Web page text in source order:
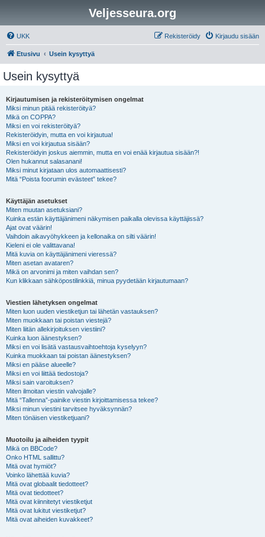
Veljesseura.org
UKK Kirjaudu sisään
Rekisteröidy
Etusivu Usein kysyttyä
Usein kysyttyä
Kirjautumisen ja rekisteröitymisen ongelmat
Miksi minun pitää rekisteröityä?
Mikä on COPPA?
Miksi en voi rekisteröityä?
Rekisteröidyin, mutta en voi kirjautua!
Miksi en voi kirjautua sisään?
Rekisteröidyin joskus aiemmin, mutta en voi enää kirjautua sisään?!
Olen hukannut salasanani!
Miksi minut kirjataan ulos automaattisesti?
Mitä “Poista foorumin evästeet” tekee?
Käyttäjän asetukset
Miten muutan asetuksiani?
Kuinka estän käyttäjänimeni näkymisen paikalla olevissa käyttäjissä?
Ajat ovat väärin!
Vaihdoin aikavyöhykkeen ja kellonaika on silti väärin!
Kieleni ei ole valittavana!
Mitä kuvia on käyttäjänimeni vieressä?
Miten asetan avataren?
Mikä on arvonimi ja miten vaihdan sen?
Kun klikkaan sähköpostilinkkiä, minua pyydetään kirjautumaan?
Viestien lähetyksen ongelmat
Miten luon uuden viestiketjun tai lähetän vastauksen?
Miten muokkaan tai poistan viestejä?
Miten liitän allekirjoituksen viestiini?
Kuinka luon äänestyksen?
Miksi en voi lisätä vastausvaihtoehtoja kyselyyn?
Kuinka muokkaan tai poistan äänestyksen?
Miksi en pääse alueelle?
Miksi en voi liittää tiedostoja?
Miksi sain varoituksen?
Miten ilmoitan viestin valvojalle?
Mitä “Tallenna”-painike viestin kirjoittamisessa tekee?
Miksi minun viestini tarvitsee hyväksynnän?
Miten tönäisen viestiketjuani?
Muotoilu ja aiheiden tyypit
Mikä on BBCode?
Onko HTML sallittu?
Mitä ovat hymiöt?
Voinko lähettää kuvia?
Mitä ovat globaalit tiedotteet?
Mitä ovat tiedotteet?
Mitä ovat kiinnitetyt viestiketjut
Mitä ovat lukitut viestiketjut?
Mitä ovat aiheiden kuvakkeet?